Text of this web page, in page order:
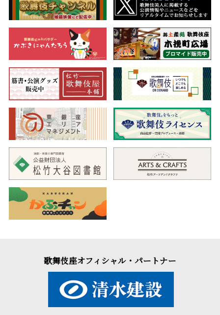
歌舞伎座オフィシャル・パートナー